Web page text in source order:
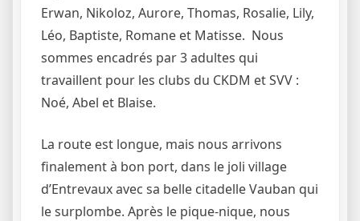
Erwan, Nikoloz, Aurore, Thomas, Rosalie, Lily,
Léo, Baptiste, Romane et Matisse. Nous
sommes encadrés par 3 adultes qui
travaillent pour les clubs du CKDM et SVV :
Noé, Abel et Blaise.
La route est longue, mais nous arrivons
finalement à bon port, dans le joli village
d’Entrevaux avec sa belle citadelle Vauban qui
le surplombe. Après le pique-nique, nous